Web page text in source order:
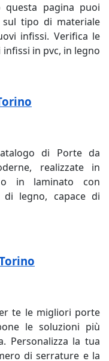
questa pagina puoi
tipo di materiale
infissi. Verifica le
in pvc, in legno
di Porte da
realizzate in
o in laminato con
di legno, capace di
te le migliori porte
le soluzioni più
Personalizza la tua
di serrature e la